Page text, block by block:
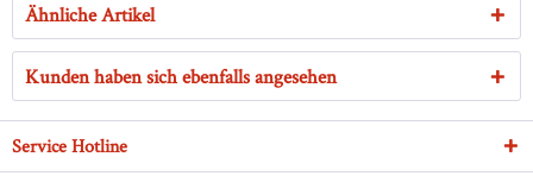
Ähnliche Artikel
Kunden haben sich ebenfalls angesehen
Service Hotline